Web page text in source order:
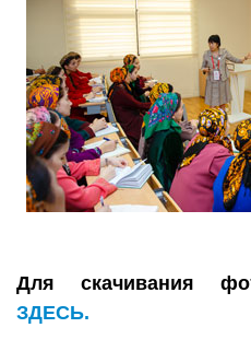
Для скачивания
ЗДЕСЬ.